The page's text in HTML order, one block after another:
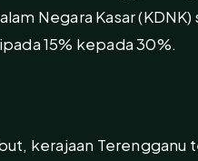
Negara Kasar
15% kepada 30%.
kerajaan Terengganu